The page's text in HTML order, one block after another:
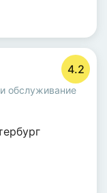
4.2
обслуживание